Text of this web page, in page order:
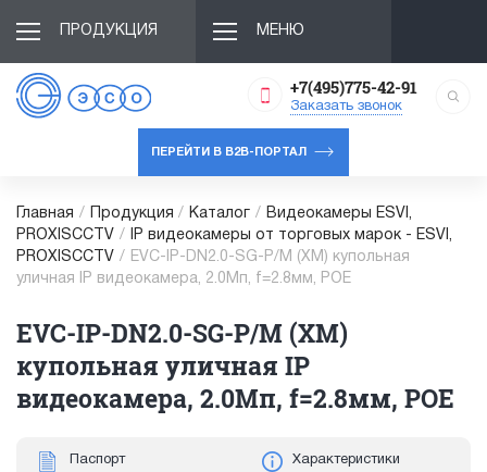
ПРОДУКЦИЯ МЕНЮ
+7(495)775-42-91
Заказать звонок
ПЕРЕЙТИ В B2B-ПОРТАЛ
Главная / Продукция / Каталог /
Видеокамеры ESVI,
PROXISCCTV /
IP видеокамеры от торговых марок - ESVI,
PROXISCCTV /
EVC-IP-DN2.0-SG-P/M (XM) купольная
уличная IP видеокамера, 2.0Мп, f=2.8мм, POE
EVC-IP-DN2.0-SG-P/M (XM)
купольная уличная IP
видеокамера, 2.0Мп, f=2.8мм, POE
Паспорт Характеристики